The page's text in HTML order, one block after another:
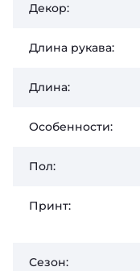
Декор:
Длина рукава:
Длина:
Особенности:
Пол:
Принт:
Сезон: